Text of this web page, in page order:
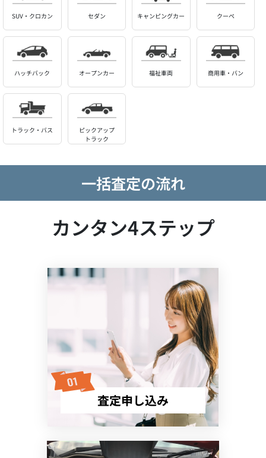
SUV・クロカン セダン キャンピングカー クーペ
ハッチバック オープンカー 福祉車両 商用車・バン
トラック・バス
ピックアップ
トラック
一括査定の流れ
カンタン4ステップ
査定申し込み